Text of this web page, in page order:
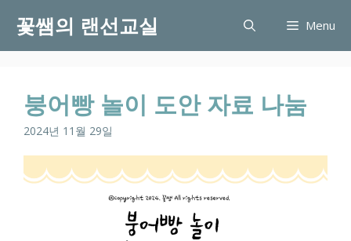
content
꽃쌤의 랜선교실 Menu
붕어빵 놀이 도안 자료 나눔
2024년 11월 29일